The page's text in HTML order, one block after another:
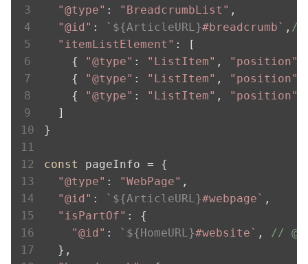
"@type" : "BreadcrumbList" ,
"@id" : ` ${ArticleURL}#breadcrumb` , //
"itemListElement" : [
    {
"@type" : "ListItem" , "position"
    {
"@type" : "ListItem" , "position"
    {
"@type" : "ListItem" , "position"
  ]
}
const
pageInfo = {
"@type" : "WebPage" ,
"@id" : ` ${ArticleURL}#webpage` ,
"isPartOf" : {
"@id" : ` ${HomeURL}#website` ,
// @id
  },